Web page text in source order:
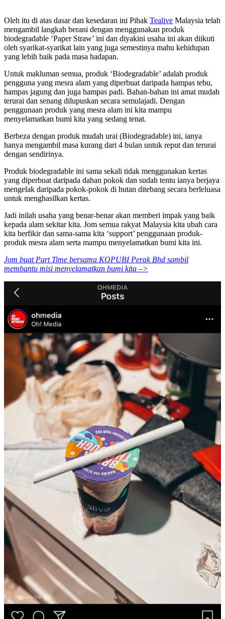
Oleh itu di atas dasar dan kesedaran ini Pihak Tealive Malaysia telah
mengambil langkah berani dengan menggunakan produk
biodegradable ‘Paper Straw’ ini dan diyakini usaha ini akan diikuti
oleh syarikat-syarikat lain yang juga semestinya mahu kehidupan
yang lebih baik pada masa hadapan.
Untuk makluman semua, produk ‘Biodegradable’ adalah produk
pengguna yang mesra alam yang diperbuat daripada hampas tebu,
hampas jagung dan juga hampas padi. Bahan-bahan ini amat mudah
terurai dan senang dilupuskan secara semulajadi. Dengan
penggunaan produk yang mesra alam ini kita mampu
menyelamatkan bumi kita yang sedang tenat.
Berbeza dengan produk mudah urai (Biodegradable) ini, ianya
hanya mengambil masa kurang dari 4 bulan untuk reput dan terurai
dengan sendirinya.
Produk biodegradable ini sama sekali tidak menggunakan kertas
yang diperbuat daripada dahan pokok dan sudah tentu ianya berjaya
mengelak daripada pokok-pokok di hutan ditebang secara berleluasa
untuk menghasilkan kertas.
Jadi inilah usaha yang benar-benar akan memberi impak yang baik
kepada alam sekitar kita. Jom semua rakyat Malaysia kita ubah cara
kita berfikir dan sama-sama kita ‘support’ penggunaan produk-
produk mesra alam serta mampu menyelamatkan bumi kita ini.
Jom buat Part Time bersama KOPUBI Perak Bhd sambil
membantu misi menyelamatkan bumi kita –>